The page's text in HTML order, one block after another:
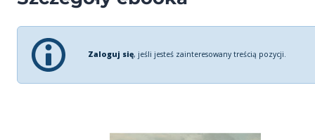
Zaloguj się, jeśli jesteś zainteresowany treścią pozycji.